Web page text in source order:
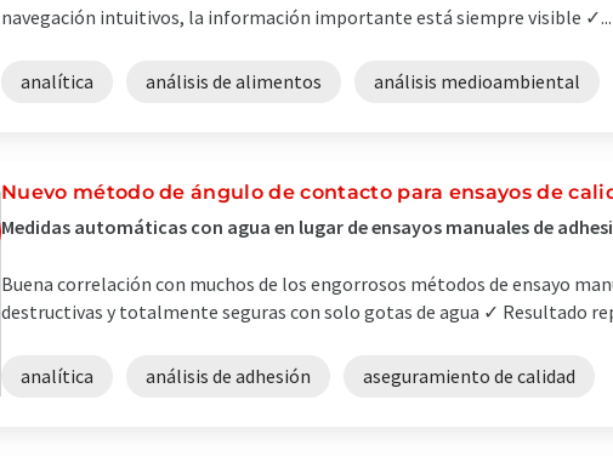
navegación intuitivos, la información importante está siempre visible ✓...
analítica análisis de alimentos análisis medioambiental
Nuevo método de ángulo de contacto para ensayos de
Medidas automáticas con agua en lugar de ensayos manuales de
Buena correlación con muchos de los engorrosos métodos de ensayo
destructivas y totalmente seguras con solo gotas de agua ✓ Resultado
analítica análisis de adhesión aseguramiento de calidad